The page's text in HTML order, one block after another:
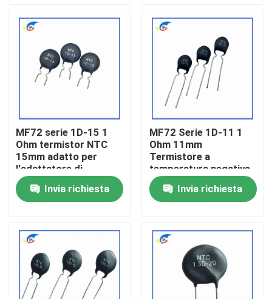
video
Su di noi
Controllo della qualità
Contattaci
Casi
Termistore del ptc
MF72 serie 1D-15 1
Ohm termistor NTC
15mm adatto per
l'adattatore di
alimentazione di
commutazione
Invia richiesta
MF72 Serie 1D-11 1
Ohm 11mm
Termistore a
temperatura negativa
per la commutazione
di alimentatori
Invia richiesta